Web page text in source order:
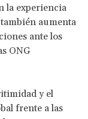
la experiencia
aumenta
ante los
ONG
y el
frente a las